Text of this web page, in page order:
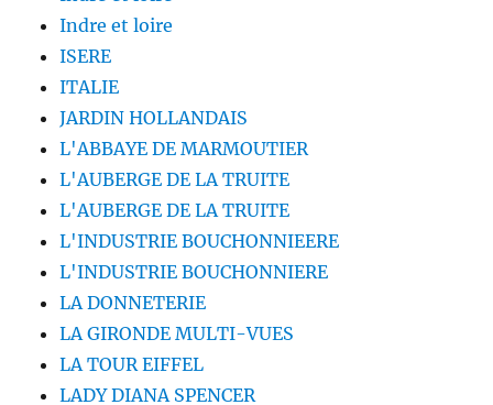
Indre et loire
ISERE
ITALIE
JARDIN HOLLANDAIS
L'ABBAYE DE MARMOUTIER
L'AUBERGE DE LA TRUITE
L'AUBERGE DE LA TRUITE
L'INDUSTRIE BOUCHONNIEERE
L'INDUSTRIE BOUCHONNIERE
LA DONNETERIE
LA GIRONDE MULTI-VUES
LA TOUR EIFFEL
LADY DIANA SPENCER